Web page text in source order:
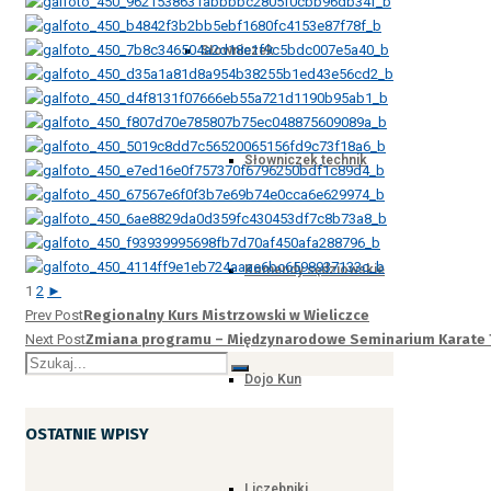
Słowniczek
Słowniczek technik
Komendy sędziowskie
Dojo Kun
1 2 ►
Prev PostRegionalny Kurs Mistrzowski w Wieliczce
Next PostZmiana programu – Międzynarodowe Seminarium Karate
OSTATNIE WPISY